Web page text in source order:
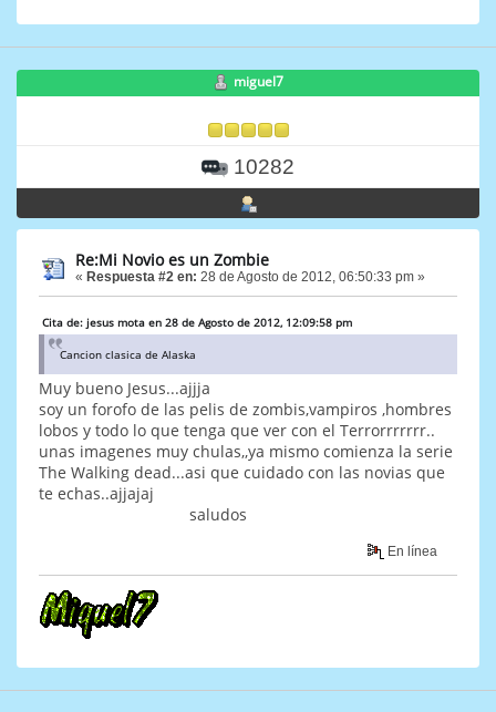
miguel7
10282
Re:Mi Novio es un Zombie
« Respuesta #2 en: 28 de Agosto de 2012, 06:50:33 pm »
Cita de: jesus mota en 28 de Agosto de 2012, 12:09:58 pm
Cancion clasica de Alaska
Muy bueno Jesus...ajjja
soy un forofo de las pelis de zombis,vampiros ,hombres
lobos y todo lo que tenga que ver con el Terrorrrrrrr..
unas imagenes muy chulas,,ya mismo comienza la serie
The Walking dead...asi que cuidado con las novias que
te echas..ajjajaj
saludos
En línea